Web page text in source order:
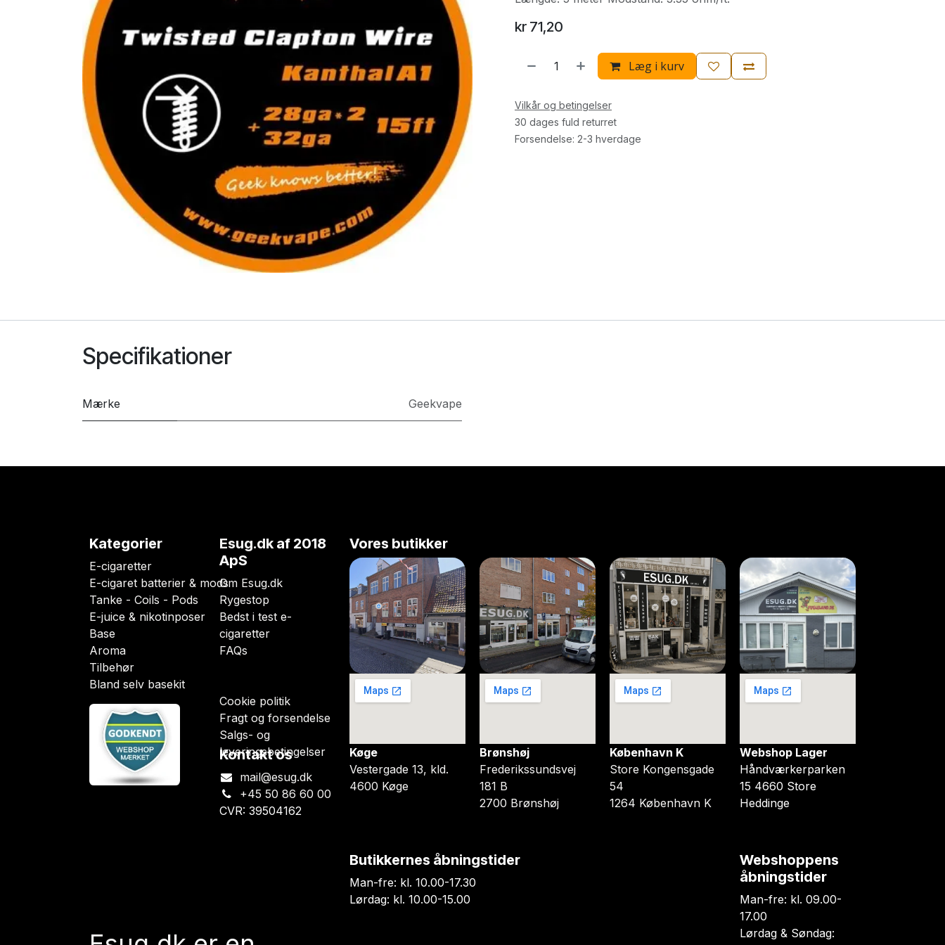
kr 71,20
Læg i kurv
Vilkår og betingelser
30 dages fuld returret
Forsendelse: 2-3 hverdage
Specifikationer
Mærke Geekvape
Kategorier
E-cigaretter
E-cigaret batterier & mods
Tanke - Coils - Pods
E-juice & nikotinposer
Base
Aroma
Tilbehør
Bland selv basekit
Esug.dkaf 2018
ApS
Om Esug.dk
Rygestop
Bedst i test e-
cigaretter
FAQs
Cookie politik
Fragt og forsendelse
Salgs- og
leveringsbetingelser
Kontakt os
mail@esug.dk
+45 50 86 60 00
CVR: 39504162
Vores butikker
Køge
Vestergade 13, kld.
4600 Køge
Brønshøj
Frederikssundsvej
181 B
2700 Brønshøj
København K
Store Kongensgade
54
1264 København K
Webshop Lager
Håndværkerparken
15 4660 Store
Heddinge
Webshoppens
åbningstider
Man-fre: kl. 09.00-
17.00
Lørdag & Søndag:
Butikkernes åbningstider
Man-fre: kl. 10.00-17.30
Lørdag: kl. 10.00-15.00